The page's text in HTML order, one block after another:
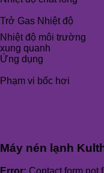
Trở Gas Nhiệt độ
Nhiệt độ môi trường
xung quanh
Ứng dụng
Phạm vi bốc hơi
Máy nén lạnh